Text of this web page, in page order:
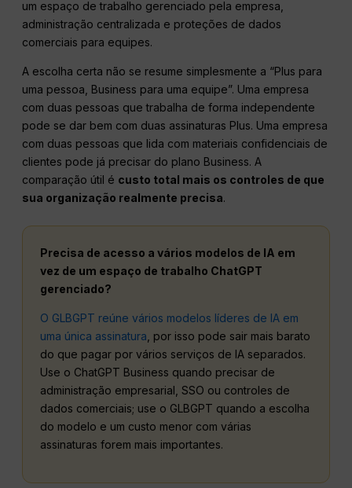
um espaço de trabalho gerenciado pela empresa,
administração centralizada e proteções de dados
comerciais para equipes.
A escolha certa não se resume simplesmente a “Plus para
uma pessoa, Business para uma equipe”. Uma empresa
com duas pessoas que trabalha de forma independente
pode se dar bem com duas assinaturas Plus. Uma empresa
com duas pessoas que lida com materiais confidenciais de
clientes pode já precisar do plano Business. A
comparação útil é custo total mais os controles de que
sua organização realmente precisa.
Precisa de acesso a vários modelos de IA em
vez de um espaço de trabalho ChatGPT
gerenciado?
O GLBGPT reúne vários modelos líderes de IA em
uma única assinatura, por isso pode sair mais barato
do que pagar por vários serviços de IA separados.
Use o ChatGPT Business quando precisar de
administração empresarial, SSO ou controles de
dados comerciais; use o GLBGPT quando a escolha
do modelo e um custo menor com várias
assinaturas forem mais importantes.